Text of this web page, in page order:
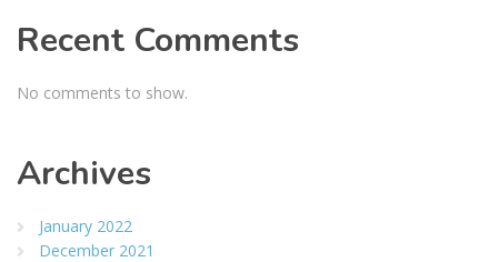
Recent Comments
No comments to show.
Archives
January 2022
December 2021